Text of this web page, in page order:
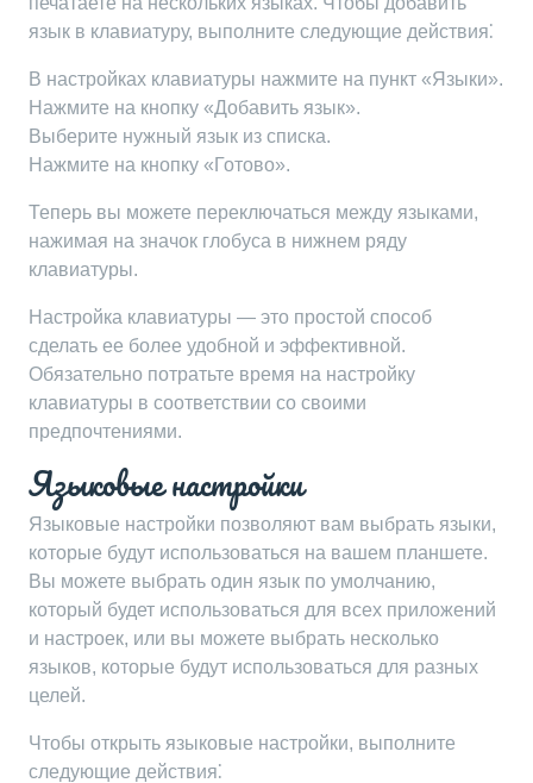
язык в клавиатуру, выполните следующие действия⁚
В настройках клавиатуры нажмите на пункт «Языки».
Нажмите на кнопку «Добавить язык».
Выберите нужный язык из списка.
Нажмите на кнопку «Готово».
Теперь вы можете переключаться между языками,
нажимая на значок глобуса в нижнем ряду
клавиатуры.
Настройка клавиатуры — это простой способ
сделать ее более удобной и эффективной.
Обязательно потратьте время на настройку
клавиатуры в соответствии со своими
предпочтениями.
Языковые настройки
Языковые настройки позволяют вам выбрать языки,
которые будут использоваться на вашем планшете.
Вы можете выбрать один язык по умолчанию,
который будет использоваться для всех приложений
и настроек, или вы можете выбрать несколько
языков, которые будут использоваться для разных
целей.
Чтобы открыть языковые настройки, выполните
следующие действия⁚